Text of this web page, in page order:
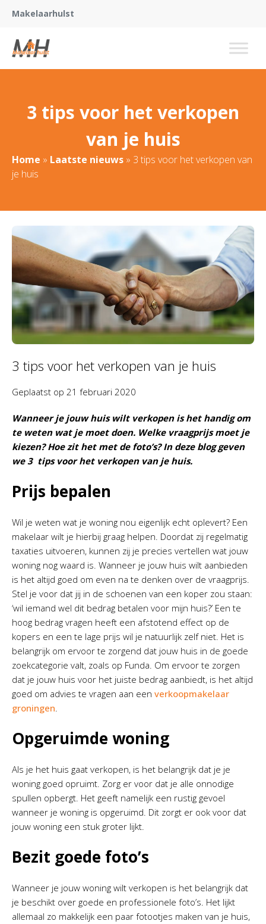
Makelaarhulst
3 tips voor het verkopen
van je huis
Home » Laatste nieuws » 3 tips voor het verkopen van
je huis
3 tips voor het verkopen van je huis
Geplaatst op 21 februari 2020
Wanneer je jouw huis wilt verkopen is het handig om
te weten wat je moet doen. Welke vraagprijs moet je
kiezen? Hoe zit het met de foto’s? In deze blog geven
we 3 tips voor het verkopen van je huis.
Prijs bepalen
Wil je weten wat je woning nou eigenlijk echt oplevert? Een
makelaar wilt je hierbij graag helpen. Doordat zij regelmatig
taxaties uitvoeren, kunnen zij je precies vertellen wat jouw
woning nog waard is. Wanneer je jouw huis wilt aanbieden
is het altijd goed om even na te denken over de vraagprijs.
Stel je voor dat jij in de schoenen van een koper zou staan:
‘wil iemand wel dit bedrag betalen voor mijn huis?’ Een te
hoog bedrag vragen heeft een afstotend effect op de
kopers en een te lage prijs wil je natuurlijk zelf niet. Het is
belangrijk om ervoor te zorgend dat jouw huis in de goede
zoekcategorie valt, zoals op Funda. Om ervoor te zorgen
dat je jouw huis voor het juiste bedrag aanbiedt, is het altijd
goed om advies te vragen aan een verkoopmakelaar
groningen.
Opgeruimde woning
Als je het huis gaat verkopen, is het belangrijk dat je je
woning goed opruimt. Zorg er voor dat je alle onnodige
spullen opbergt. Het geeft namelijk een rustig gevoel
wanneer je woning is opgeruimd. Dit zorgt er ook voor dat
jouw woning een stuk groter lijkt.
Bezit goede foto’s
Wanneer je jouw woning wilt verkopen is het belangrijk dat
je beschikt over goede en professionele foto’s. Het lijkt
allemaal zo makkelijk een paar fotootjes maken van je huis,